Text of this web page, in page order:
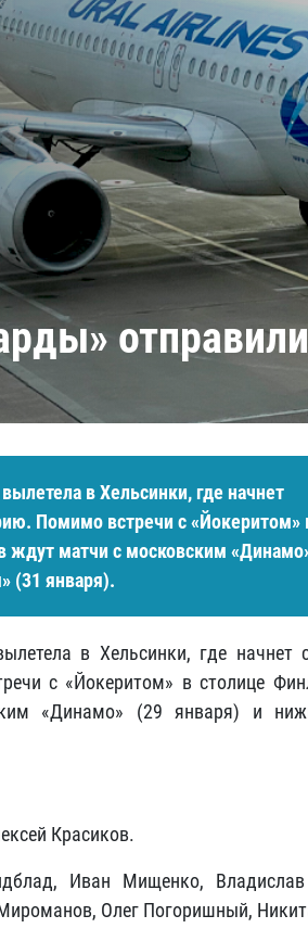
Амур
Барыс
Сибирь
в Хельсинки, где начнет
Помимо встречи с «Йокеритом»
ждут матчи с московским
(31 января).
в Хельсинки, где начнет
с «Йокеритом» в столице
«Динамо» (29 января) и
Красиков.
Иван Мищенко, Владислав
Олег Погоришный,